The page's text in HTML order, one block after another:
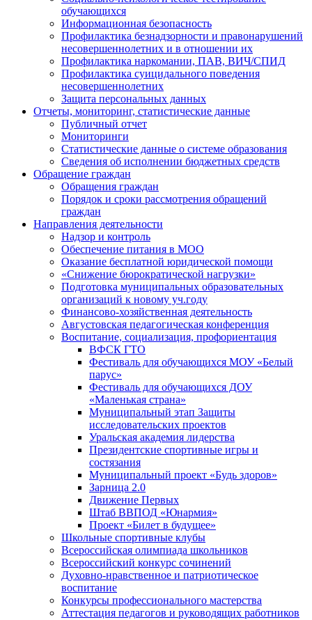
обучающихся
Информационная безопасность
Профилактика безнадзорности и правонарушений
несовершеннолетних и в отношении их
Профилактика наркомании, ПАВ, ВИЧ/СПИД
Профилактика суицидального поведения
несовершеннолетних
Защита персональных данных
Отчеты, мониторинг, статистические данные
Публичный отчет
Мониторинги
Статистические данные о системе образования
Сведения об исполнении бюджетных средств
Обращение граждан
Обращения граждан
Порядок и сроки рассмотрения обращений
граждан
Направления деятельности
Надзор и контроль
Обеспечение питания в МОО
Оказание бесплатной юридической помощи
«Снижение бюрократической нагрузки»
Подготовка муниципальных образовательных
организаций к новому уч.году
Финансово-хозяйственная деятельность
Августовская педагогическая конференция
Воспитание, социализация, профориентация
ВФСК ГТО
Фестиваль для обучающихся МОУ «Белый
парус»
Фестиваль для обучающихся ДОУ
«Маленькая страна»
Муниципальный этап Защиты
исследовательских проектов
Уральская академия лидерства
Президентские спортивные игры и
состязания
Муниципальный проект «Будь здоров»
Зарница 2.0
Движение Первых
Штаб ВВПОД «Юнармия»
Проект «Билет в будущее»
Школьные спортивные клубы
Всероссийская олимпиада школьников
Всероссийский конкурс сочинений
Духовно-нравственное и патриотическое
воспитание
Конкурсы профессионального мастерства
Аттестация педагогов и руководящих работников